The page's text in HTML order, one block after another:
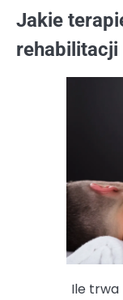
Jakie
rehabilitacji
Ile trwa